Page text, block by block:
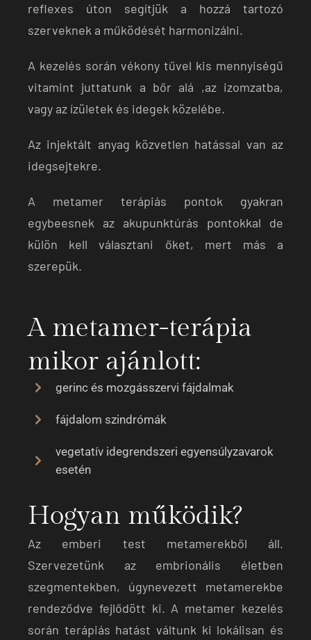
reflexes úton segítjük a hozzá tartozó
szerveknek a működését harmonizálni.
A kezelés során vékony tűvel kis mennyiségű
vitamint juttatunk a bőr alá ,az izomzatba,
vagy az ízületek és idegek közelébe.
Az injektált anyag közvetlen hatással van az
idegsejtekre.
A metamer terápiás pontok gyakran
egybeesnek az akupunktúrás pontokkal de
külön kell választani őket, mert más a
szerepük.
A metamer-terápia
mikor ajánlott:
gerinc és mozgásszervi fájdalmak
fájdalom szindrómák
vegetatív idegrendszeri egyensúlyzavarok
esetén
Hogyan működik?
Az emberi test metamerekből áll.
Szervezetünk az embrionális életben
szegmentekben, úgynevezett metamerekbe
rendeződve fejlődött ki. A metamer kezelés
során terápiás hatást váltunk ki lokálisan és